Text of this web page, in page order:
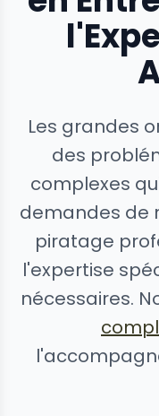
Les grandes
des
complexes
demandes de
piratage
l'expertise
nécessaires.